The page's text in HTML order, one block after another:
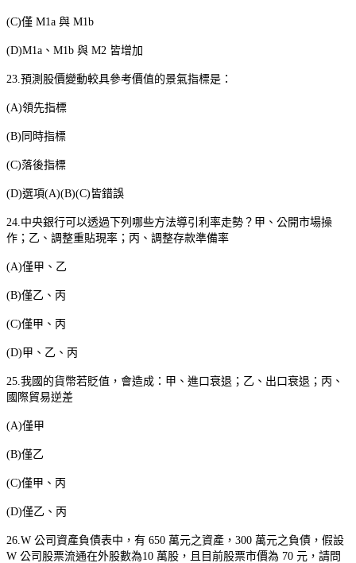
(C)僅 M1a 與 M1b
(D)M1a 、 M1b 與 M2 皆增加
23. 預測股價變動較具參考價值的景氣指標是：
(A)領先指標
(B) 同時指標
(C)落後指標
(D)選項(A)(B)(C)皆錯誤
24. 中央銀行可以透過下列哪些方法導引利率走勢？甲、公開市場操
作；乙、調整重貼現率；丙、調整存款準備率
(A)僅甲、乙
(B)僅乙、丙
(C)僅甲、丙
(D)甲、乙、丙
25. 我國的貨幣若貶值，會造成：甲、進口衰退；乙、出口衰退；丙、
國際貿易逆差
(A)僅甲
(B)僅乙
(C)僅甲、丙
(D)僅乙、丙
26.W 公司資產負債表中，有 650 萬元之資產， 300 萬元之負債，假設
W 公司股票流通在外股數為10 萬股，且目前股票市價為 70 元，請問